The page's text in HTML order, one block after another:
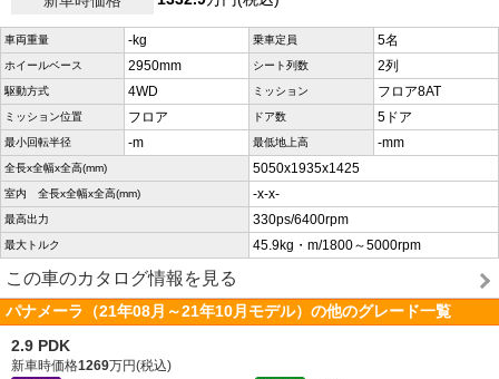
車両重量 -kg 乗車定員 5名
ホイールベース 2950mm シート列数 2列
駆動方式 4WD ミッション フロア8AT
ミッション位置 フロア ドア数 5ドア
最小回転半径 -m 最低地上高 -mm
全長x全幅x全高(mm) 5050x1935x1425
室内 全長x全幅x全高(mm) -x-x-
最高出力 330ps/6400rpm
最大トルク 45.9kg・m/1800～5000rpm
この車のカタログ情報を見る
パナメーラ（21年08月～21年10月モデル）の他のグレード一覧
2.9 PDK
新車時価格1269万円(税込)